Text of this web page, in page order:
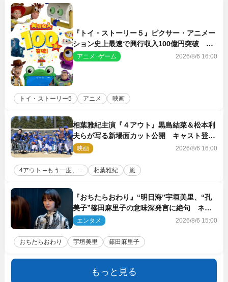
『トイ・ストーリー５』ピクサー・アニメー
ション史上最速で興行収入100億円突破 シ
リーズNo.1興収が目前
アニメ･ゲーム 2026/8/6 16:00
トイ・ストーリー5 アニメ 映画
相葉雅紀主演『４アウト』黒島結菜＆松本利
夫らが写る新場面カット公開 キャスト登壇
イベントも決定
映画 2026/8/6 16:00
4アウト ─もう一度、... 相葉雅紀 嵐
『おちたらおわり』“明日海”宇垣美里、“孔
美子”篠田麻里子の意味深発言に絶句 ネッ
ト驚き「まさか」「意外な展開」
エンタメ 2026/8/6 15:00
おちたらおわり 宇垣美里 篠田麻里子
もっと見る